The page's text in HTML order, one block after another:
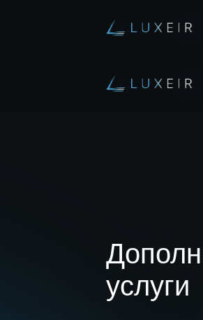
услуги